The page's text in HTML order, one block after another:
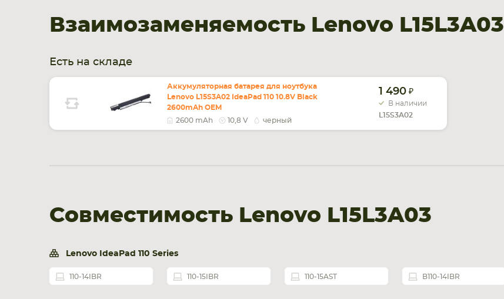
Взаимозаменяемость Lenovo L15L3A03
Есть на складе
Аккумуляторная батарея для ноутбука
Lenovo L15S3A02 IdeaPad 110 10.8V Black
2600mAh OEM
2600 mAh
10,8 V черный
1 490
В наличии
L15S3A02
Совместимость Lenovo L15L3A03
Lenovo IdeaPad 110 Series
110-14IBR 110-15IBR 110-15AST B110-14IBR